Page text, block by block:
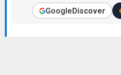
GoogleDiscover